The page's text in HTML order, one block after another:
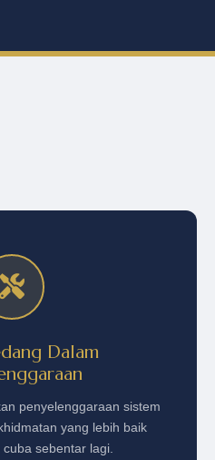
Dalam
penyelenggaraan sistem
yang lebih baik
cuba sebentar lagi.